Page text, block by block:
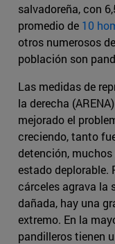
salvadoreña, con
promedio de 10
otros numerosos
población son
Las medidas de
la derecha
mejorado el
creciendo, tanto
detención, muchos
estado deplorable.
cárceles agrava la
dañada, hay una
extremo. En la
pandilleros tienen